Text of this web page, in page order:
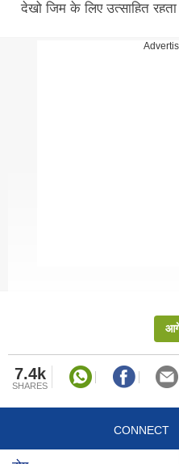
देखो जिम के लिए उत्साहित
को आकृषक दिखना पसंद होता है.
7.4k
SHARES
CONNECT